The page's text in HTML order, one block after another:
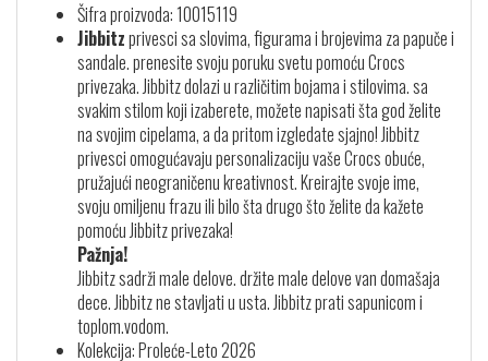
Šifra proizvoda: 10015119
Jibbitzprivesci sa slovima, figurama i brojevima za papuče i
sandale. prenesite svoju poruku svetu pomoću Crocs
privezaka. Jibbitz dolazi u različitim bojama i stilovima. sa
svakim stilom koji izaberete, možete napisati šta god želite
na svojim cipelama, a da pritom izgledate sjajno! Jibbitz
privesci omogućavaju personalizaciju vaše Crocs obuće,
pružajući neograničenu kreativnost. Kreirajte svoje ime,
svoju omiljenu frazu ili bilo šta drugo što želite da kažete
pomoću Jibbitz privezaka!
Pažnja!
Jibbitz sadrži male delove. držite male delove van domašaja
dece. Jibbitz ne stavljati u usta. Jibbitz prati sapunicom i
toplom.vodom.
Kolekcija: Proleće-Leto 2026